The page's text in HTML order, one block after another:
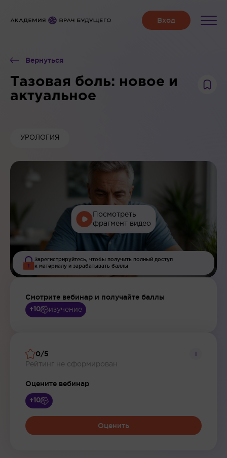
Вернуться
Тазовая боль: новое и
актуальное
УРОЛОГИЯ
Посмотреть
фрагмент видео
Зарегистрируйтесь, чтобы получить полный доступ
к материалу и зарабатывать баллы
Смотрите вебинар и получайте баллы
+10 изучение
0/5
Рейтинг не сформирован
i
Оцените вебинар
+10
Оценить